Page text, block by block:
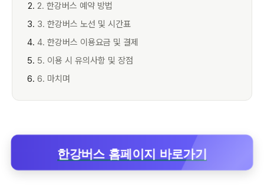
2. 한강버스 예약 방법
3. 한강버스 노선 및 시간표
4. 한강버스 이용요금 및 결제
5. 이용 시 유의사항 및 장점
6. 마치며
한강버스 홈페이지 바로가기